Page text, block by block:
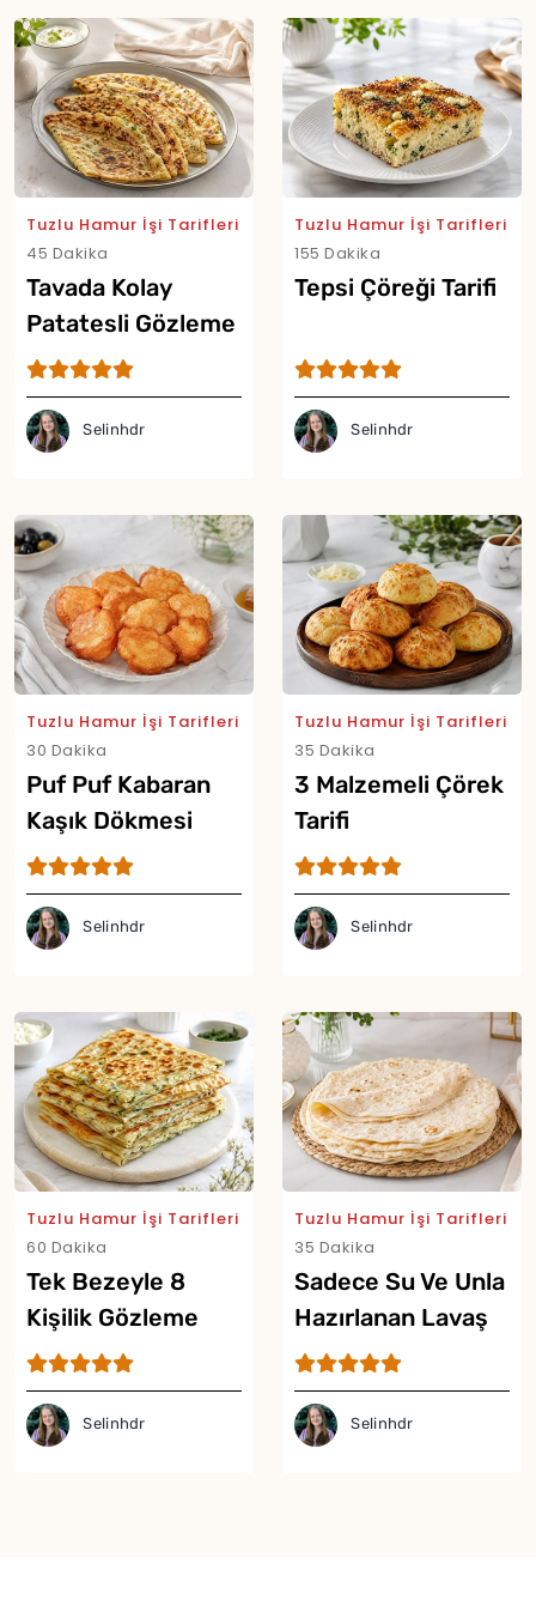
Tuzlu Hamur İşi Tarifleri
45 Dakika
Tavada Kolay
Patatesli Gözleme
Tarifi
Selinhdr
Tuzlu Hamur İşi Tarifleri
155 Dakika
Tepsi Çöreği Tarifi
Selinhdr
Tuzlu Hamur İşi Tarifleri
30 Dakika
Puf Puf Kabaran
Kaşık Dökmesi
Tarifi
Selinhdr
Tuzlu Hamur İşi Tarifleri
35 Dakika
3 Malzemeli Çörek
Tarifi
Selinhdr
Tuzlu Hamur İşi Tarifleri
60 Dakika
Tek Bezeyle 8
Kişilik Gözleme
Tarifi
Selinhdr
Tuzlu Hamur İşi Tarifleri
35 Dakika
Sadece Su Ve Unla
Hazırlanan Lavaş
Tarifi
Selinhdr